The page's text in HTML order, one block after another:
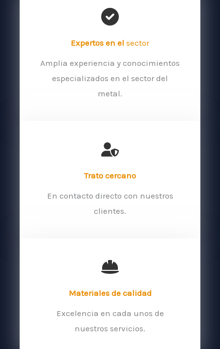
Expertos en el sector
Amplia experiencia y conocimientos
especializados en el sector del
metal.
Trato cercano
En contacto directo con nuestros
clientes.
Materiales de calidad
Excelencia en cada unos de
nuestros servicios.